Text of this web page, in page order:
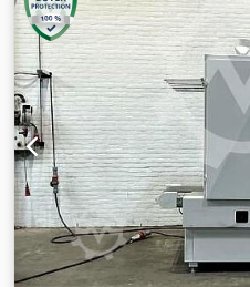
(máx.):2.800 rpm, distancia
ESPECIFICACIONES
el carro: 500 mm Diámetro
contrapunto: 290 mm Rango
2800 rpm Diámetro del
entre puntos: 250 mm
Ancho del carro: 365 mm
Control: Programación
Credpfx Afszrmq Djtof
de transporte (largo × ancho
mm (?) Peso de transporte:
Documentación Manual de